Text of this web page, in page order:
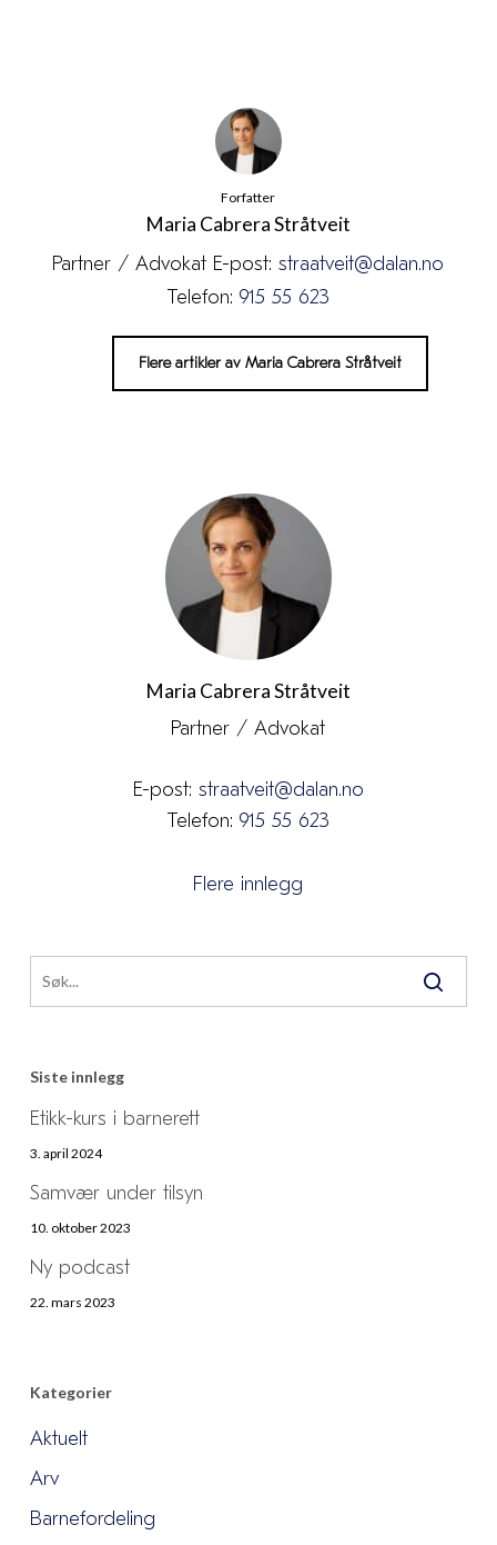
Forfatter
Maria Cabrera Stråtveit
Partner / Advokat E-post:straatveit@dalan.no
Telefon:915 55 623
Flere artikler av Maria Cabrera Stråtveit
Maria Cabrera Stråtveit
Partner / Advokat
E-post: straatveit@dalan.no
Telefon:915 55 623
Flere innlegg
Siste innlegg
Etikk-kurs i barnerett
3. april 2024
Samvær under tilsyn
10. oktober 2023
Ny podcast
22. mars 2023
Kategorier
Aktuelt
Arv
Barnefordeling